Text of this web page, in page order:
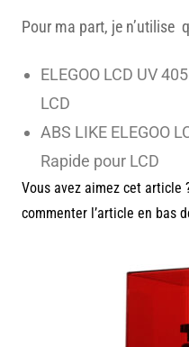
Pour ma part, je n’utilise
ELEGOO LCD UV
LCD
ABS LIKE ELEGOO
Rapide pour LCD
Vous avez aimez cet article
commenter l’article en bas